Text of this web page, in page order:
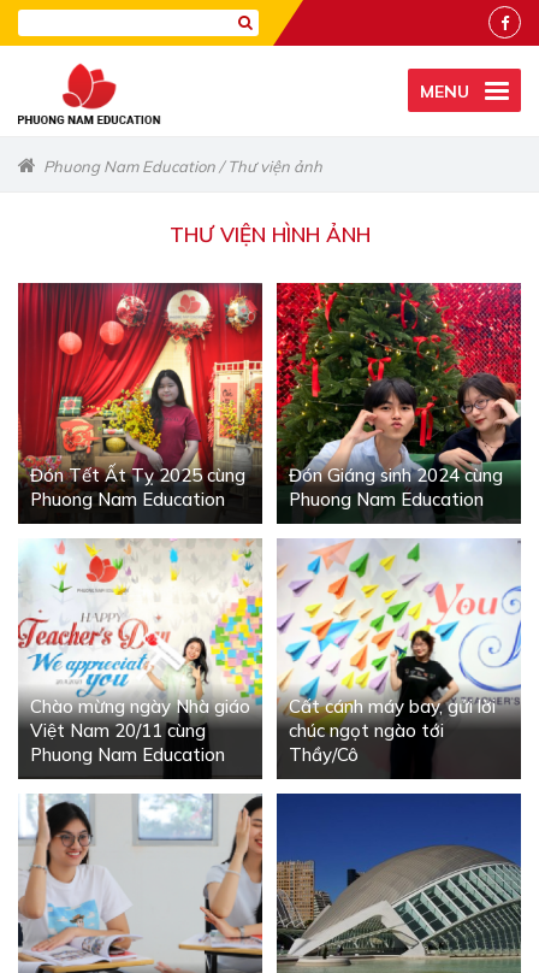
MENU
Phuong Nam Education /Thư viện ảnh
THƯ VIỆN HÌNH ẢNH
Đón Tết Ất Tỵ 2025 cùng
Phuong Nam Education
Đón Giáng sinh 2024 cùng
Phuong Nam Education
Chào mừng ngày Nhà giáo
Việt Nam 20/11 cùng
Phuong Nam Education
Cất cánh máy bay, gửi lời
chúc ngọt ngào tới
Thầy/Cô